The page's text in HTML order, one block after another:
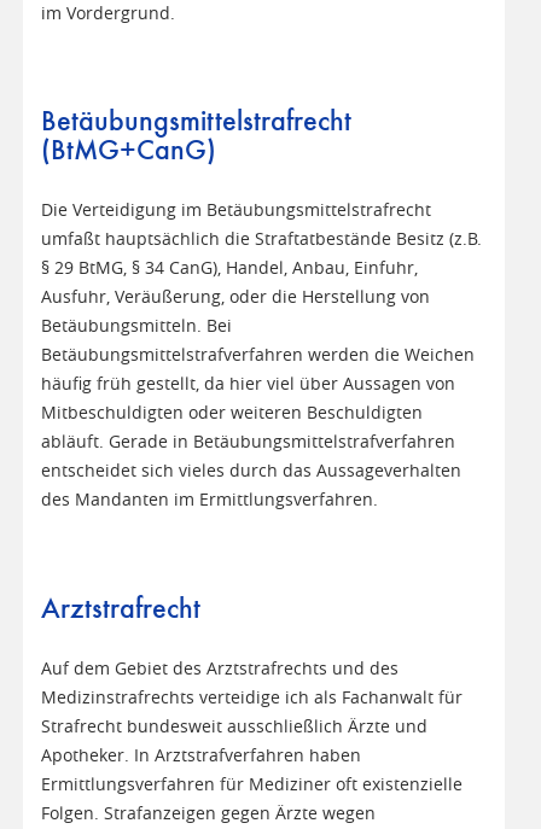
im Vordergrund.
Betäubungsmittelstrafrecht
(BtMG+CanG)
Die Verteidigung im Betäubungsmittelstrafrecht
umfaßt hauptsächlich die Straftatbestände Besitz (z.B.
§ 29 BtMG, § 34 CanG), Handel, Anbau, Einfuhr,
Ausfuhr, Veräußerung, oder die Herstellung von
Betäubungsmitteln. Bei
Betäubungsmittelstrafverfahren werden die Weichen
häufig früh gestellt, da hier viel über Aussagen von
Mitbeschuldigten oder weiteren Beschuldigten
abläuft. Gerade in Betäubungsmittelstrafverfahren
entscheidet sich vieles durch das Aussageverhalten
des Mandanten im Ermittlungsverfahren.
Arztstrafrecht
Auf dem Gebiet des Arztstrafrechts und des
Medizinstrafrechts verteidige ich als Fachanwalt für
Strafrecht bundesweit ausschließlich Ärzte und
Apotheker. In Arztstrafverfahren haben
Ermittlungsverfahren für Mediziner oft existenzielle
Folgen. Strafanzeigen gegen Ärzte wegen